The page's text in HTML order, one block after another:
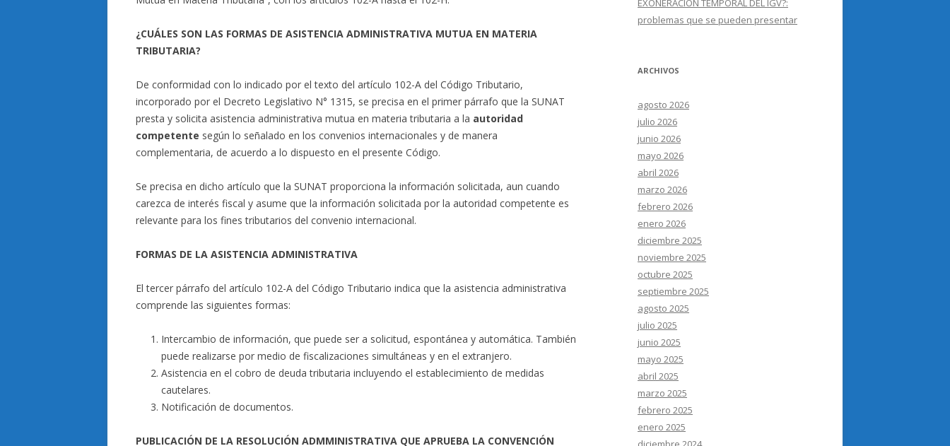
¿CUÁLES SON LAS FORMAS DE ASISTENCIA ADMINISTRATIVA MUTUA EN MATERIA
TRIBUTARIA?
De conformidad con lo indicado por el texto del artículo 102-A del Código Tributario,
incorporado por el Decreto Legislativo N° 1315, se precisa en el primer párrafo que la SUNAT
presta y solicita asistencia administrativa mutua en materia tributaria a la autoridad
competente según lo señalado en los convenios internacionales y de manera
complementaria, de acuerdo a lo dispuesto en el presente Código.
Se precisa en dicho artículo que la SUNAT proporciona la información solicitada, aun cuando
carezca de interés fiscal y asume que la información solicitada por la autoridad competente es
relevante para los fines tributarios del convenio internacional.
FORMAS DE LA ASISTENCIA ADMINISTRATIVA
El tercer párrafo del artículo 102-A del Código Tributario indica que la asistencia administrativa
comprende las siguientes formas:
Intercambio de información, que puede ser a solicitud, espontánea y automática. También
puede realizarse por medio de fiscalizaciones simultáneas y en el extranjero.
Asistencia en el cobro de deuda tributaria incluyendo el establecimiento de medidas
cautelares.
Notificación de documentos.
PUBLICACIÓN DE LA RESOLUCIÓN ADMMINISTRATIVA QUE APRUEBA LA CONVENCIÓN
EXONERACIÓN TEMPORAL DEL IGV?:
problemas que se pueden presentar
ARCHIVOS
agosto 2026
julio 2026
junio 2026
mayo 2026
abril 2026
marzo 2026
febrero 2026
enero 2026
diciembre 2025
noviembre 2025
octubre 2025
septiembre 2025
agosto 2025
julio 2025
junio 2025
mayo 2025
abril 2025
marzo 2025
febrero 2025
enero 2025